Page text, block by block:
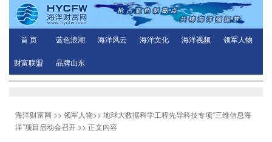
首 页 蓝色浪潮 海洋风云 海洋文化 海洋视频 领军人物
财富联盟 品牌山东
海洋财富网 >> 领军人物>> 地球大数据科学工程先导科技专项“三维信息海
洋”项目启动会召开 >> 正文内容